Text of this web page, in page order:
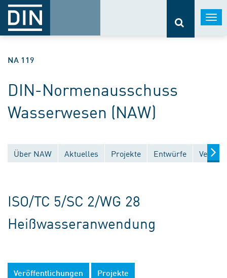
NA 119
DIN-Normenausschuss
Wasserwesen (NAW)
Über NAW Aktuelles Projekte Entwürfe
ISO/TC 5/SC 2/WG 28
Heißwasseranwendung
Veröffentlichungen Projekte